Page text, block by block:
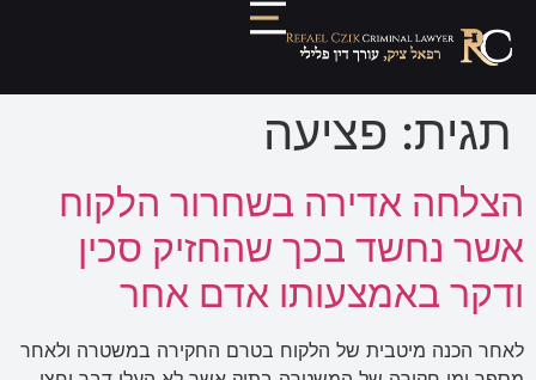
תגית: פציעה
הצלחה אדירה בשחרור הלקוח
אשר נחשד בכך שהחזיק סכין
ודקר באמצעותו אדם אחר
לאחר הכנה מיטבית של הלקוח בטרם החקירה במשטרה ולאחר